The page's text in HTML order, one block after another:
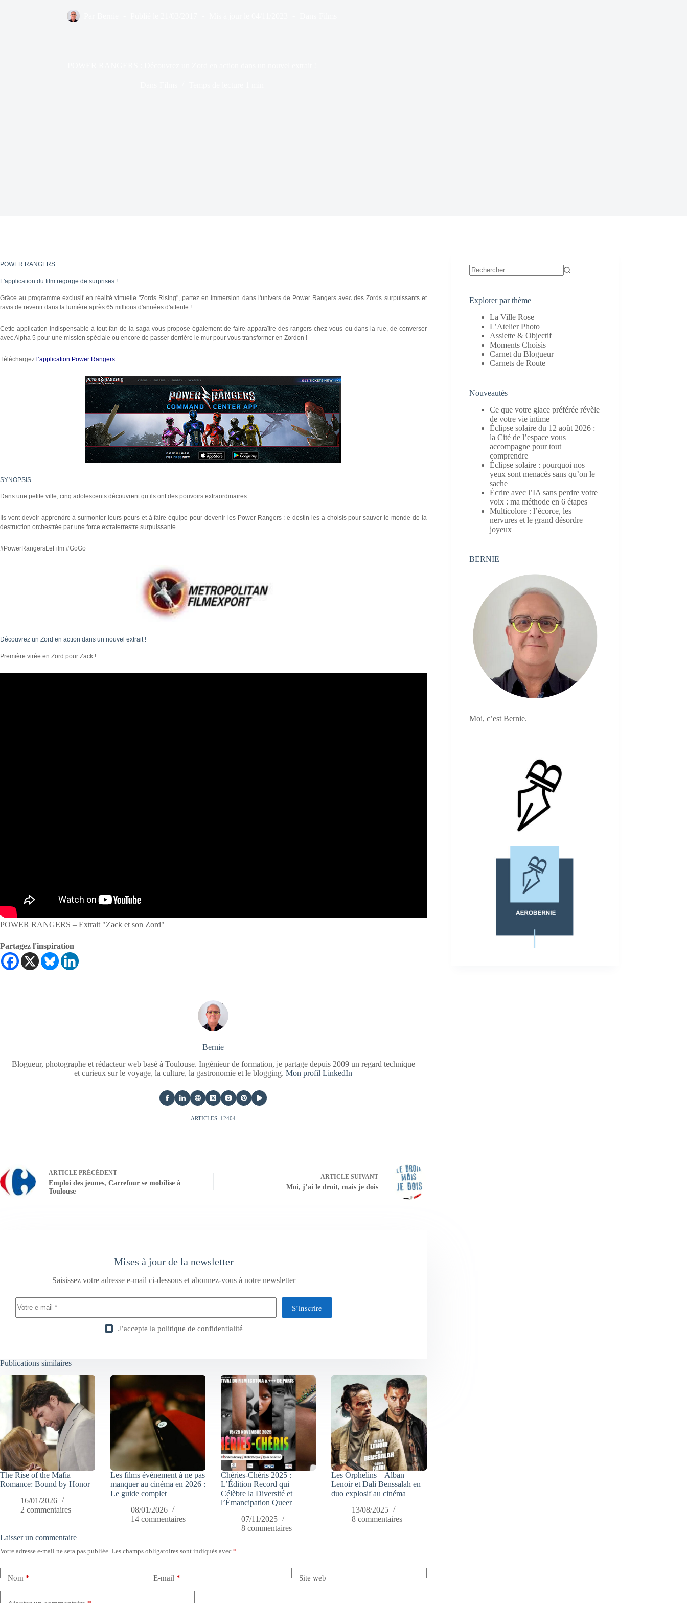
POWER RANGERS
L'application du film regorge de surprises !
Grâce au programme exclusif en réalité virtuelle "Zords Rising", partez en immersion dans l'univers de Power Rangers avec des Zords surpuissants et
ravis de revenir dans la lumière après 65 millions d'années d'attente !
Cette application indispensable à tout fan de la saga vous propose également de faire apparaître des rangers chez vous ou dans la rue, de converser
avec Alpha 5 pour une mission spéciale ou encore de passer derrière le mur pour vous transformer en Zordon !
Téléchargez l’application Power Rangers
SYNOPSIS
Dans une petite ville, cinq adolescents découvrent qu’ils ont des pouvoirs extraordinaires.
Ils vont devoir apprendre à surmonter leurs peurs et à faire équipe pour devenir les Power Rangers : e destin les a choisis pour sauver le monde de la
destruction orchestrée par une force extraterrestre surpuissante…
#PowerRangersLeFilm #GoGo
Découvrez un Zord en action dans un nouvel extrait !
Première virée en Zord pour Zack !
POWER RANGERS – Extrait "Zack et son Zord"
Partagez l'inspiration
Bernie
Blogueur, photographe et rédacteur web basé à Toulouse. Ingénieur de formation, je partage depuis 2009 un regard technique
et curieux sur le voyage, la culture, la gastronomie et le blogging.Mon profil LinkedIn
ARTICLES: 12404
ARTICLE PRÉCÉDENT
Emploi des jeunes, Carrefour se mobilise à
Toulouse
ARTICLESUIVANT
Moi, j’ai le droit, mais je dois
Mises à jour de la newsletter
Saisissez votre adresse e-mail ci-dessous et abonnez-vous à notre newsletter
S’inscrire
J’accepte la politique de confidentialité
Publications similaires
The Rise of the Mafia
Romance: Bound by Honor
16/01/2026
2 commentaires
Les films événement à ne pas
manquer au cinéma en 2026 :
Le guide complet
08/01/2026
14 commentaires
Chéries-Chéris 2025 :
L’Édition Record qui
Célèbre la Diversité et
l’Émancipation Queer
07/11/2025
8 commentaires
Les Orphelins – Alban
Lenoir et Dali Benssalah en
duo explosif au cinéma
13/08/2025
8 commentaires
Laisser un commentaire
Votre adresse e-mail ne sera pas publiée. Les champs obligatoires sont indiqués avec *
Nom* E-mail* Site web
Explorer par thème
La Ville Rose
L’Atelier Photo
Assiette & Objectif
Moments Choisis
Carnet du Blogueur
Carnets de Route
Nouveautés
Ce que votre glace préférée révèle
de votre vie intime
Éclipse solaire du 12 août 2026 :
la Cité de l’espace vous
accompagne pour tout
comprendre
Éclipse solaire : pourquoi nos
yeux sont menacés sans qu’on le
sache
Écrire avec l’IA sans perdre votre
voix : ma méthode en 6 étapes
Multicolore : l’écorce, les
nervures et le grand désordre
joyeux
BERNIE
Moi, c’est Bernie.